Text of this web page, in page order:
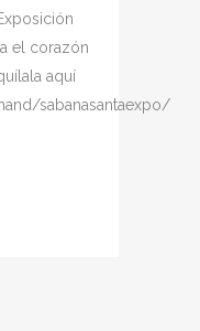
el corazón
aquí
sabanasantaexpo/